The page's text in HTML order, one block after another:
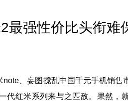
最强性价比头衔难
、妄图搅乱中国千元手机销售
代红米系列来与之匹敌。果然，